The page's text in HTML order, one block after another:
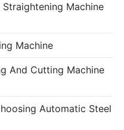
Machine
Machine
And Cutting Machine
Automatic Steel